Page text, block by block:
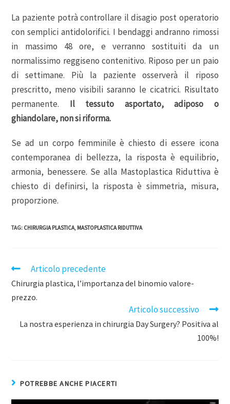
La paziente potrà controllare il disagio post operatorio
con semplici antidolorifici. I bendaggi andranno rimossi
in massimo 48 ore, e verranno sostituiti da un
normalissimo reggiseno contenitivo. Riposo per un paio
di settimane. Più la paziente osserverà il riposo
prescritto, meno visibili saranno le cicatrici. Risultato
permanente. Il tessuto asportato, adiposo o
ghiandolare, non si riforma.
Se ad un corpo femminile è chiesto di essere icona
contemporanea di bellezza, la risposta è equilibrio,
armonia, benessere. Se alla Mastoplastica Riduttiva è
chiesto di definirsi, la risposta è simmetria, misura,
proporzione.
TAG: CHIRURGIA PLASTICA, MASTOPLASTICA RIDUTTIVA
Articolo precedente
Chirurgia plastica, l’importanza del binomio valore-
prezzo.
Articolo successivo
La nostra esperienza in chirurgia Day Surgery? Positiva al
100%!
POTREBBE ANCHE PIACERTI